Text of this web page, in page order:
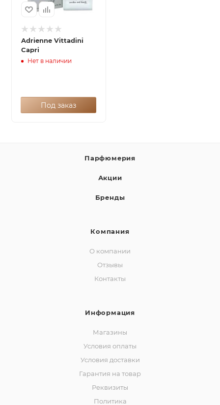
Adrienne Vittadini
Capri
Нет в наличии
Под заказ
Парфюмерия
Акции
Бренды
Компания
О компании
Отзывы
Контакты
Информация
Магазины
Условия оплаты
Условия доставки
Гарантия на товар
Реквизиты
Политика